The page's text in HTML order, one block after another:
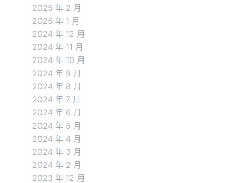
2025 年 2 月
2025 年 1 月
2024 年 12 月
2024 年 11 月
2024 年 10 月
2024 年 9 月
2024 年 8 月
2024 年 7 月
2024 年 6 月
2024 年 5 月
2024 年 4 月
2024 年 3 月
2024 年 2 月
2023 年 12 月